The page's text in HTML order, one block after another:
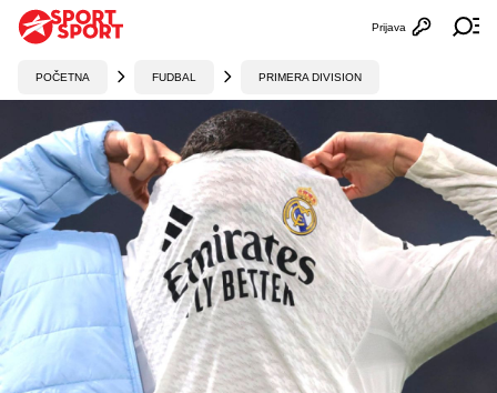
Otvori
Prijava
POČETNA FUDBAL PRIMERA DIVISION